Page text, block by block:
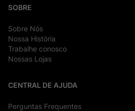
SOBRE
Sobre Nós
Nossa História
Trabalhe conosco
Nossas Lojas
CENTRAL DE AJUDA
Perguntas Frequentes